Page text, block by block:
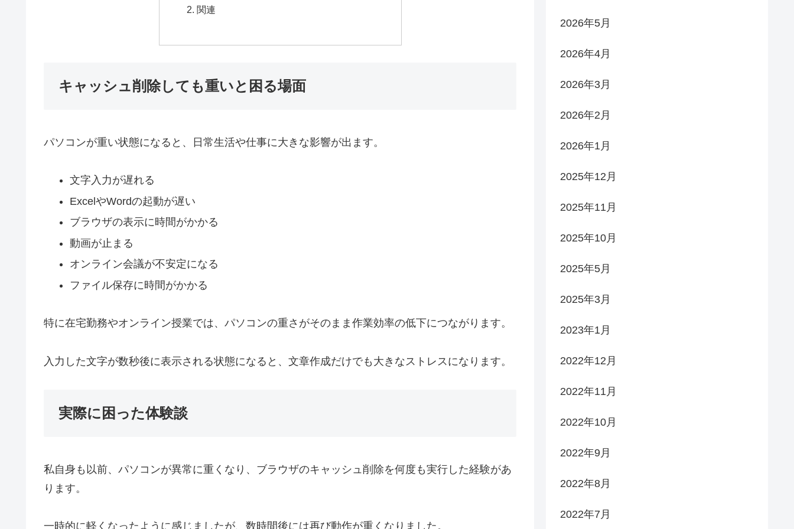
関連
キャッシュ削除しても重いと困る場面
パソコンが重い状態になると、日常生活や仕事に大きな影響が出ます。
文字入力が遅れる
ExcelやWordの起動が遅い
ブラウザの表示に時間がかかる
動画が止まる
オンライン会議が不安定になる
ファイル保存に時間がかかる
特に在宅勤務やオンライン授業では、パソコンの重さがそのまま作業効率の低下につながります。
入力した文字が数秒後に表示される状態になると、文章作成だけでも大きなストレスになります。
実際に困った体験談
私自身も以前、パソコンが異常に重くなり、ブラウザのキャッシュ削除を何度も実行した経験があ
ります。
一時的に軽くなったように感じましたが、数時間後には再び動作が重くなりました。
2026年5月
2026年4月
2026年3月
2026年2月
2026年1月
2025年12月
2025年11月
2025年10月
2025年5月
2025年3月
2023年1月
2022年12月
2022年11月
2022年10月
2022年9月
2022年8月
2022年7月